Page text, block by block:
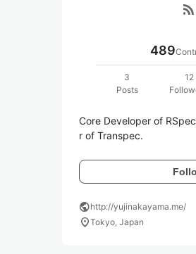
rss_feed
489
3
Posts
12
Core Developer of
r of Transpec.
publichttp://yujinakayama.me/
location_onTokyo, Japan